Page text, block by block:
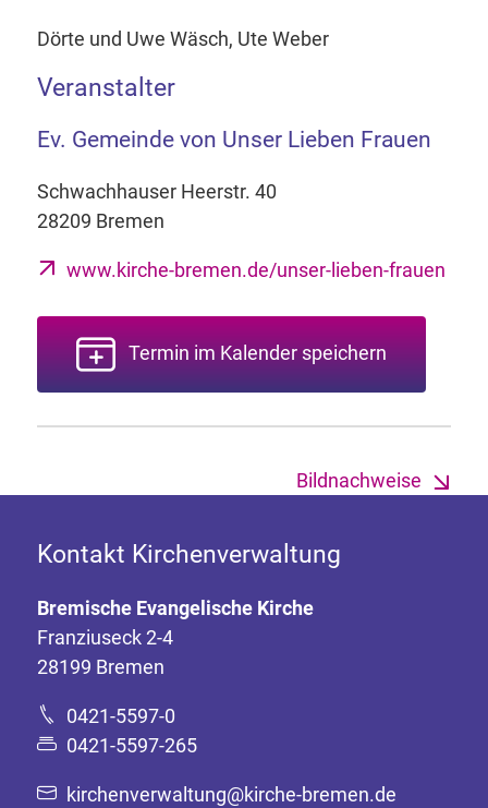
Dörte und Uwe Wäsch, Ute Weber
Veranstalter
Ev. Gemeinde von Unser Lieben Frauen
Schwachhauser Heerstr. 40
28209 Bremen
www.kirche-bremen.de/unser-lieben-frauen
Termin im Kalender speichern
Bildnachweise
Kontakt Kirchenverwaltung
Bremische Evangelische Kirche
Franziuseck 2-4
28199 Bremen
0421-5597-0
0421-5597-265
kirchenverwaltung@kirche-bremen.de